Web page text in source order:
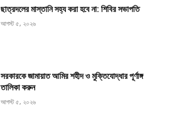
ছাত্রদলের মাস্তানি সহ্য করা হবে না: শিবির সভাপতি
আগস্ট ৫, ২০২৬
সরকারকে জামায়াত আমির শহীদ ও মুক্তিযোদ্ধার পূর্ণাঙ্গ
তালিকা করুন
আগস্ট ৫, ২০২৬